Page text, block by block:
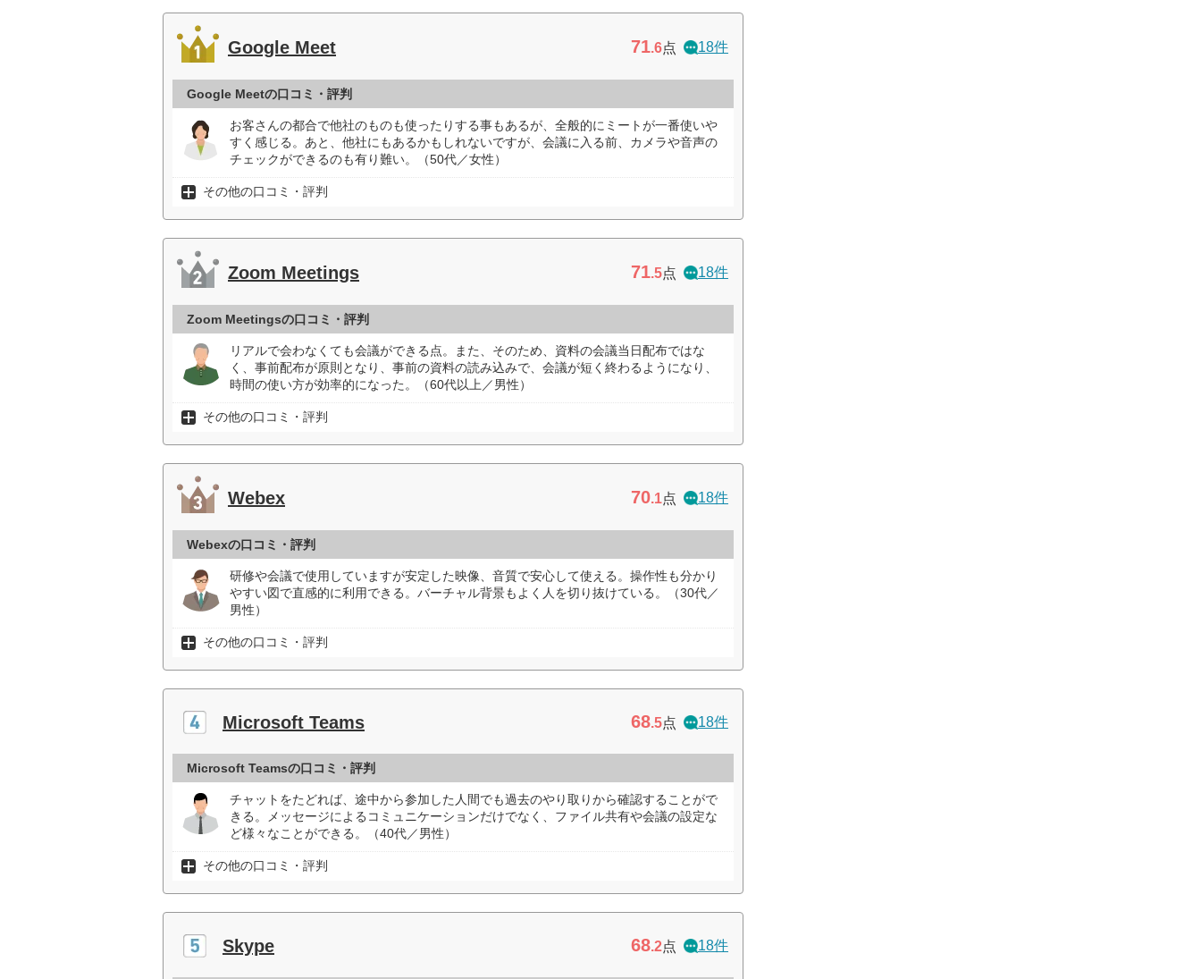
Google Meet 71.6点 18件
Google Meetの口コミ・評判
お客さんの都合で他社のものも使ったりする事もあるが、全般的にミートが一番使いや
すく感じる。あと、他社にもあるかもしれないですが、会議に入る前、カメラや音声の
チェックができるのも有り難い。（50代／女性）
その他の口コミ・評判
Zoom Meetings 71.5点 18件
Zoom Meetingsの口コミ・評判
リアルで会わなくても会議ができる点。また、そのため、資料の会議当日配布ではな
く、事前配布が原則となり、事前の資料の読み込みで、会議が短く終わるようになり、
時間の使い方が効率的になった。（60代以上／男性）
その他の口コミ・評判
Webex 70.1点 18件
Webexの口コミ・評判
研修や会議で使用していますが安定した映像、音質で安心して使える。操作性も分かり
やすい図で直感的に利用できる。バーチャル背景もよく人を切り抜けている。（30代／
男性）
その他の口コミ・評判
Microsoft Teams 68.5点 18件
Microsoft Teamsの口コミ・評判
チャットをたどれば、途中から参加した人間でも過去のやり取りから確認することがで
きる。メッセージによるコミュニケーションだけでなく、ファイル共有や会議の設定な
ど様々なことができる。（40代／男性）
その他の口コミ・評判
Skype 68.2点 18件